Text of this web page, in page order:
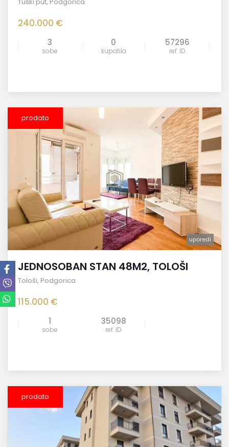
Tuški put, Podgorica
240.000 €
3
sobe
0
kupatila
57296
ref. ID
prodato
uporedi
JEDNOSOBAN STAN 48M2, TOLOŠI
Tološi, Podgorica
115.000 €
1
sobe
35098
ref. ID
prodato